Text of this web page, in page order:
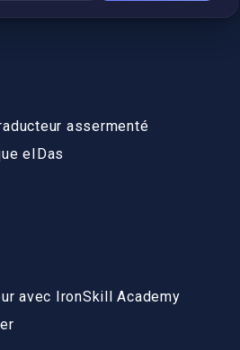
assermenté
eIDas
avec IronSkill Academy